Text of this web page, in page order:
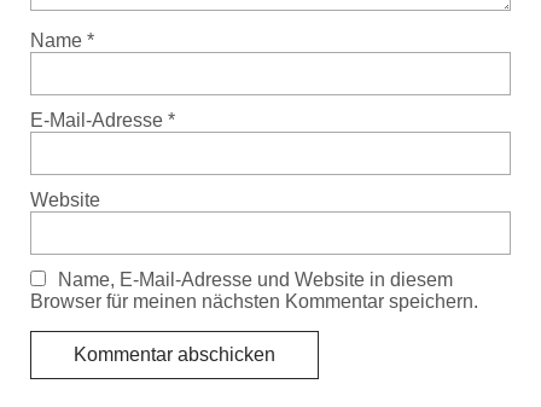
Name *
E-Mail-Adresse *
Website
Name, E-Mail-Adresse und Website in diesem
Browser für meinen nächsten Kommentar speichern.